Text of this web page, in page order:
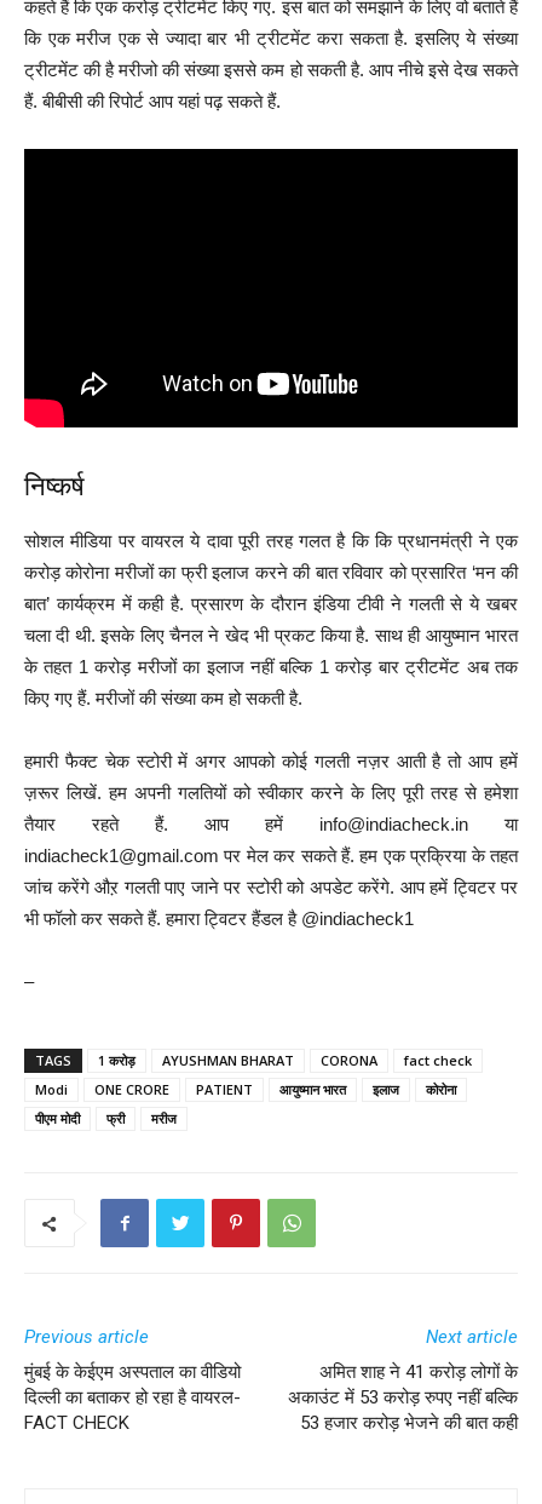
कहते हैं कि एक करोड़ ट्रीटमेंट किए गए. इस बात को समझाने के लिए वो बताते हैं
कि एक मरीज एक से ज्यादा बार भी ट्रीटमेंट करा सकता है. इसलिए ये संख्या
ट्रीटमेंट की है मरीजो की संख्या इससे कम हो सकती है. आप नीचे इसे देख सकते
हैं. बीबीसी की रिपोर्ट आप यहां पढ़ सकते हैं.
निष्कर्ष
सोशल मीडिया पर वायरल ये दावा पूरी तरह गलत है कि कि प्रधानमंत्री ने एक
करोड़ कोरोना मरीजों का फ्री इलाज करने की बात रविवार को प्रसारित ‘मन की
बात’ कार्यक्रम में कही है. प्रसारण के दौरान इंडिया टीवी ने गलती से ये खबर
चला दी थी. इसके लिए चैनल ने खेद भी प्रकट किया है. साथ ही आयुष्मान भारत
के तहत 1 करोड़ मरीजों का इलाज नहीं बल्कि 1 करोड़ बार ट्रीटमेंट अब तक
किए गए हैं. मरीजों की संख्या कम हो सकती है.
हमारी फैक्ट चेक स्टोरी में अगर आपको कोई गलती नज़र आती है तो आप हमें
ज़रूर लिखें. हम अपनी गलतियों को स्वीकार करने के लिए पूरी तरह से हमेशा
तैयार रहते हैं. आप हमें info@indiacheck.in या
indiacheck1@gmail.com पर मेल कर सकते हैं. हम एक प्रक्रिया के तहत
जांच करेंगे औऱ गलती पाए जाने पर स्टोरी को अपडेट करेंगे. आप हमें ट्विटर पर
भी फॉलो कर सकते हैं. हमारा ट्विटर हैंडल है @indiacheck1
–
TAGS 1 करोड़ AYUSHMAN BHARAT CORONA
fact check
Modi
ONE CRORE PATIENT आयुष्मान भारत इलाज
कोरोना
पीएम मोदी
फ्री मरीज
Previous article
मुंबई के केईएम अस्पताल का वीडियो
दिल्ली का बताकर हो रहा है वायरल-
FACT CHECK
Next article
अमित शाह ने 41 करोड़ लोगों के
अकाउंट में 53 करोड़ रुपए नहीं बल्कि
53 हजार करोड़ भेजने की बात कही